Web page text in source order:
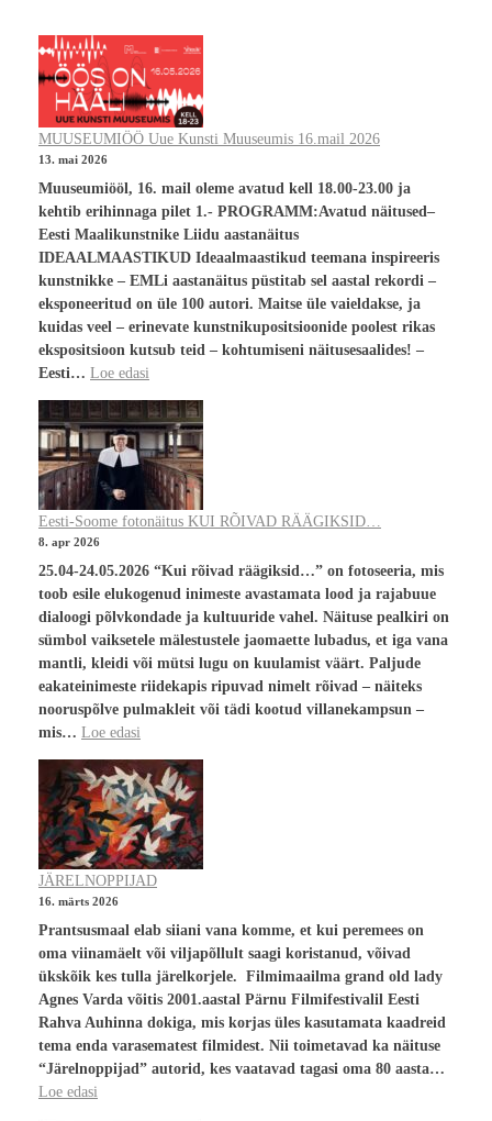
MUUSEUMIÖÖ Uue Kunsti Muuseumis 16.mail 2026
13. mai 2026
Muuseumiööl, 16. mail oleme avatud kell 18.00-23.00 ja
kehtib erihinnaga pilet 1.- PROGRAMM:Avatud näitused–
Eesti Maalikunstnike Liidu aastanäitus
IDEAALMAASTIKUD Ideaalmaastikud teemana inspireeris
kunstnikke – EMLi aastanäitus püstitab sel aastal rekordi –
eksponeeritud on üle 100 autori. Maitse üle vaieldakse, ja
kuidas veel – erinevate kunstnikupositsioonide poolest rikas
ekspositsioon kutsub teid – kohtumiseni näitusesaalides! –
Eesti… Loe edasi
Eesti-Soome fotonäitus KUI RÕIVAD RÄÄGIKSID…
8. apr 2026
25.04-24.05.2026 “Kui rõivad räägiksid…” on fotoseeria, mis
toob esile elukogenud inimeste avastamata lood ja rajabuue
dialoogi põlvkondade ja kultuuride vahel. Näituse pealkiri on
sümbol vaiksetele mälestustele jaomaette lubadus, et iga vana
mantli, kleidi või mütsi lugu on kuulamist väärt. Paljude
eakateinimeste riidekapis ripuvad nimelt rõivad – näiteks
nooruspõlve pulmakleit või tädi kootud villanekampsun –
mis… Loe edasi
JÄRELNOPPIJAD
16. märts 2026
Prantsusmaal elab siiani vana komme, et kui peremees on
oma viinamäelt või viljapõllult saagi koristanud, võivad
ükskõik kes tulla järelkorjele. Filmimaailma grand old lady
Agnes Varda võitis 2001.aastal Pärnu Filmifestivalil Eesti
Rahva Auhinna dokiga, mis korjas üles kasutamata kaadreid
tema enda varasematest filmidest. Nii toimetavad ka näituse
“Järelnoppijad” autorid, kes vaatavad tagasi oma 80 aasta…
Loe edasi